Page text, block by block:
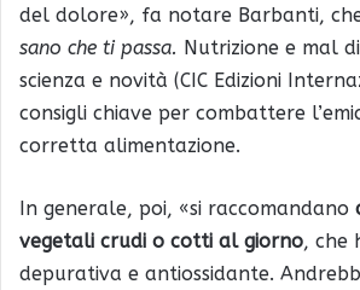
del dolore», fa notare Barbanti,
sano che ti passa. Nutrizione e mal
scienza e novità (CIC Edizioni
consigli chiave per combattere
corretta alimentazione.
In generale, poi, «si raccomandano
vegetali crudi o cotti al giorno, che
depurativa e antiossidante.